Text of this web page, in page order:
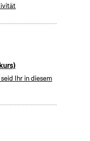
Ihr in diesem